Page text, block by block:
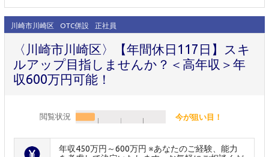
川崎市川崎区 OTC併設 正社員
〈川崎市川崎区〉【年間休日117日】スキ
ルアップ目指しませんか？＜高年収＞年
収600万円可能！
閲覧状況 今が狙い目！
年収450万円～600万円 ※あなたのご経験、能力